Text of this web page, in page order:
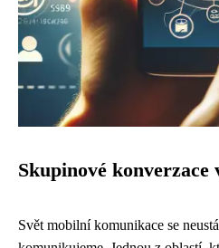
Skupinové konverzace
Svět mobilní komunikace se